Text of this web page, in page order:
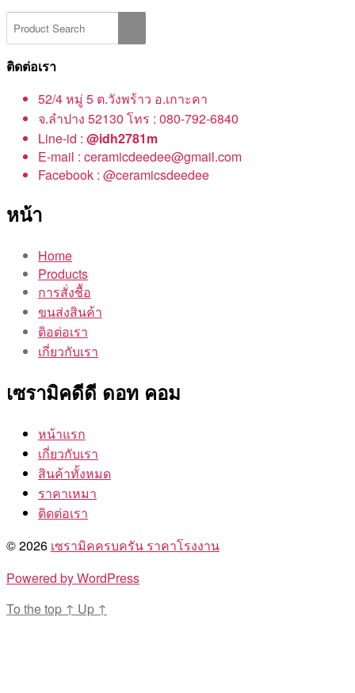
ติดต่อเรา
52/4 หมู่ 5 ต.วังพร้าว อ.เกาะคา
จ.ลำปาง 52130 โทร : 080-792-6840
Line-id : @idh2781m
E-mail : ceramicdeedee@gmail.com
Facebook : @ceramicsdeedee
หน้า
Home
Products
การสั่งชื้อ
ขนส่งสินค้า
ติอต่อเรา
เกี่ยวกับเรา
เซรามิคดีดี ดอท คอม
หน้าแรก
เกี่ยวกับเรา
สินค้าทั้งหมด
ราคาเหมา
ติดต่อเรา
© 2026 เซรามิคครบครัน ราคาโรงงาน
Powered by WordPress
To the top ↑ Up ↑